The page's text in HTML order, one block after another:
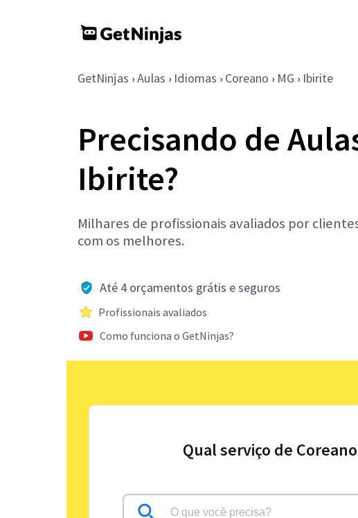
GetNinjas › Aulas › Idiomas › Coreano › MG › Ibirite
Precisando de
Ibirite?
Milhares de profissionais avaliados por
com os melhores.
Até 4 orçamentos grátis e seguros
Profissionais avaliados
Como funciona o GetNinjas?
Qual serviço de